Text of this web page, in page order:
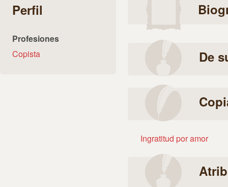
Perfil
Profesiones
Copista
De
Ingratitud por amor